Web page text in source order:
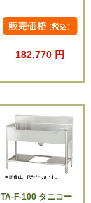
182,770 円
TA-F-100 タニコー